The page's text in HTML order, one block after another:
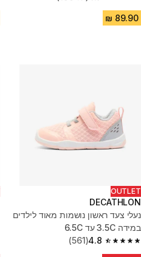
4.7 out of 5 stars from 13847 reviews
OUTLET
DECATHLON
נעלי צעד ראשון נושמות מאוד לילדים
במידה 3.5C עד 6.5C
4.8
4.8 out of 5 stars from 561 reviews
(561)